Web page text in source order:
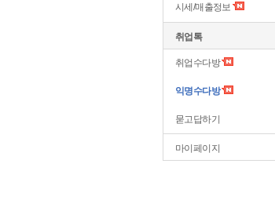
시세/매출정보
취업톡
취업수다방
익명수다방
묻고답하기
마이페이지